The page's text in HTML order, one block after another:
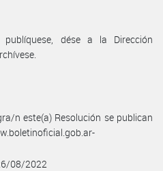
publíquese, dése a la Dirección
n este(a) Resolución se publican
08/2022